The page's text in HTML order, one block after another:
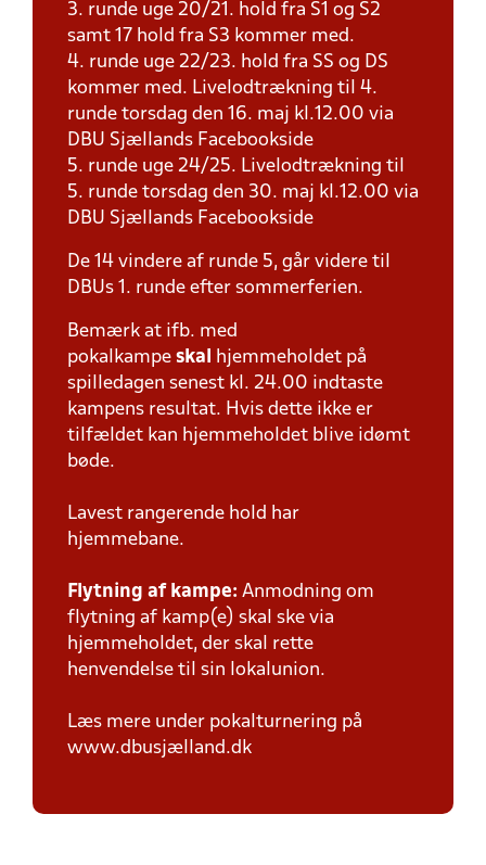
3. runde uge 20/21. hold fra S1 og S2
samt 17 hold fra S3 kommer med.
4. runde uge 22/23. hold fra SS og DS
kommer med. Livelodtrækning til 4.
runde torsdag den 16. maj kl.12.00 via
DBU Sjællands Facebookside
5. runde uge 24/25. Livelodtrækning til
5. runde torsdag den 30. maj kl.12.00 via
DBU Sjællands Facebookside
De 14 vindere af runde 5, går videre til
DBUs 1. runde efter sommerferien.
Bemærk at ifb. med
pokalkampe skal
hjemmeholdet på
spilledagen senest kl. 24.00 indtaste
kampens resultat. Hvis dette ikke er
tilfældet kan hjemmeholdet blive idømt
bøde.
Lavest rangerende hold har
hjemmebane.
Flytning af kampe: Anmodning om
flytning af kamp(e) skal ske via
hjemmeholdet, der skal rette
henvendelse til sin lokalunion.
Læs mere under pokalturnering på
www.dbusjælland.dk